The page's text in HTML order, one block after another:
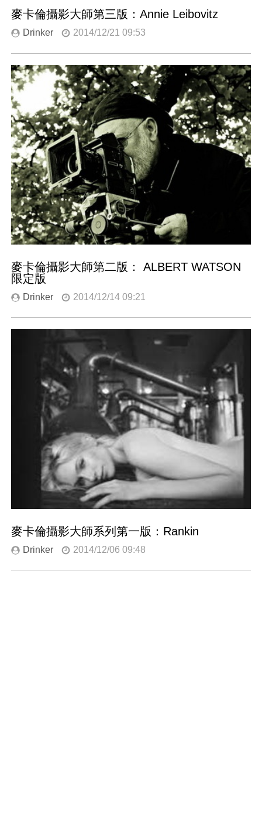
麥卡倫攝影大師第三版：Annie Leibovitz
Drinker 2014/12/21 09:53
麥卡倫攝影大師第二版： ALBERT WATSON
限定版
Drinker 2014/12/14 09:21
麥卡倫攝影大師系列第一版：Rankin
Drinker 2014/12/06 09:48